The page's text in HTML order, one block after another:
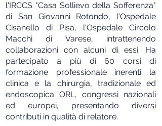
l'IRCCS "Casa Sollievo della Sofferenza"
di San Giovanni Rotondo, l'Ospedale
Cisanello di Pisa, l'Ospedale Circolo
Macchi di Varese, intrattenendo
collaborazioni con alcuni di essi. Ha
partecipato a più di 60 corsi di
formazione professionale inerenti la
clinica e la chirurgia, tradizionale ed
endoscopica ORL, congressi nazionali
ed europei, presentando diversi
contributi in qualità di relatore.